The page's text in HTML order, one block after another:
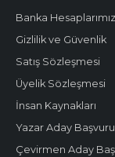
Banka Hesaplarımız
Gizlilik ve Güvenlik
Satış Sözleşmesi
Üyelik Sözleşmesi
İnsan Kaynakları
Yazar Aday
Çevirmen Aday